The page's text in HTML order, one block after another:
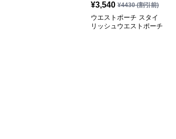
¥3,540 ¥4430(割引前)
ウエストポーチ スタイ
リッシュウエストポーチ